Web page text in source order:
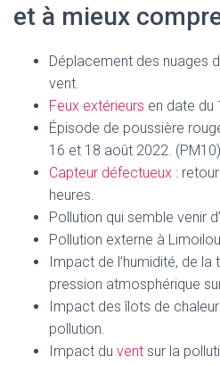
et à mieux
Déplacement des nuages
vent.
Feux extérieurs en date du
Épisode de poussière
16 et 18 août 2022. (PM10)
Capteur défectueux :
heures.
Pollution qui semble venir d’
Pollution externe à Limoilou.
Impact de l’humidité, de
pression atmosphérique
Impact des îlots de
pollution.
Impact du vent sur la